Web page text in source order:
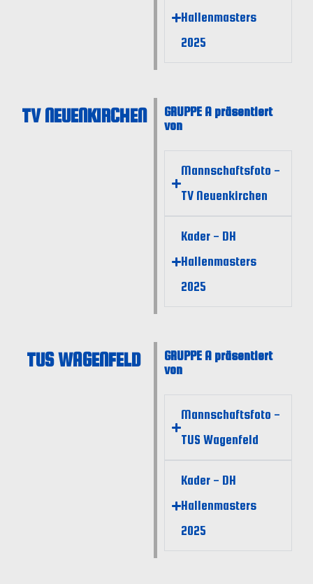
Hallenmasters
2025
TV NEUENKIRCHEN
GRUPPE A präsentiert
von
Mannschaftsfoto -
TV Neuenkirchen
Kader - DH
Hallenmasters
2025
TUS WAGENFELD
GRUPPE A präsentiert
von
Mannschaftsfoto -
TUS Wagenfeld
Kader - DH
Hallenmasters
2025